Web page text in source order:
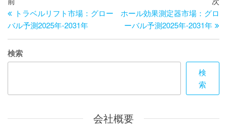
稿
ナ
ビ
ゲ
ョ
去
の
投
稿
トラベルリフト市場：グロー
バル予測2025年-2031年
稿
ホール効果測定器市場：グロ
ーバル予測2025年-2031年
検索
検
索
会社概要